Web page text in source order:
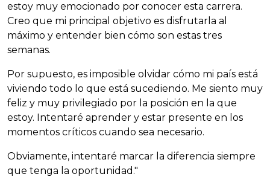
estoy muy emocionado por conocer esta carrera.
Creo que mi principal objetivo es disfrutarla al
máximo y entender bien cómo son estas tres
semanas.
Por supuesto, es imposible olvidar cómo mi país está
viviendo todo lo que está sucediendo. Me siento muy
feliz y muy privilegiado por la posición en la que
estoy. Intentaré aprender y estar presente en los
momentos críticos cuando sea necesario.
Obviamente, intentaré marcar la diferencia siempre
que tenga la oportunidad."